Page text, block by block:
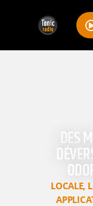
DES
LOCALE,